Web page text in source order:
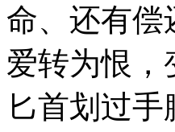
命、还有偿
爱转为恨，
匕首划过